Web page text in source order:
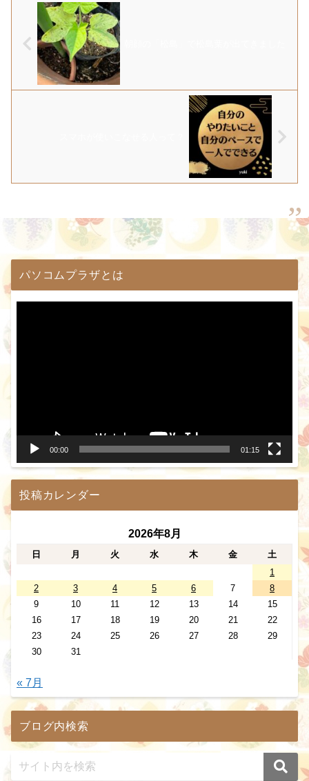
パソコムプラザとは
00:00 01:15
投稿カレンダー
2026年8月
日 月 火 水 木 金
土
1
2
3 4 5 6 7
8
9
10 11 12 13 14
15
16
17 18 19 20 21
22
23
24 25 26 27 28
29
30
31
« 7月
ブログ内検索